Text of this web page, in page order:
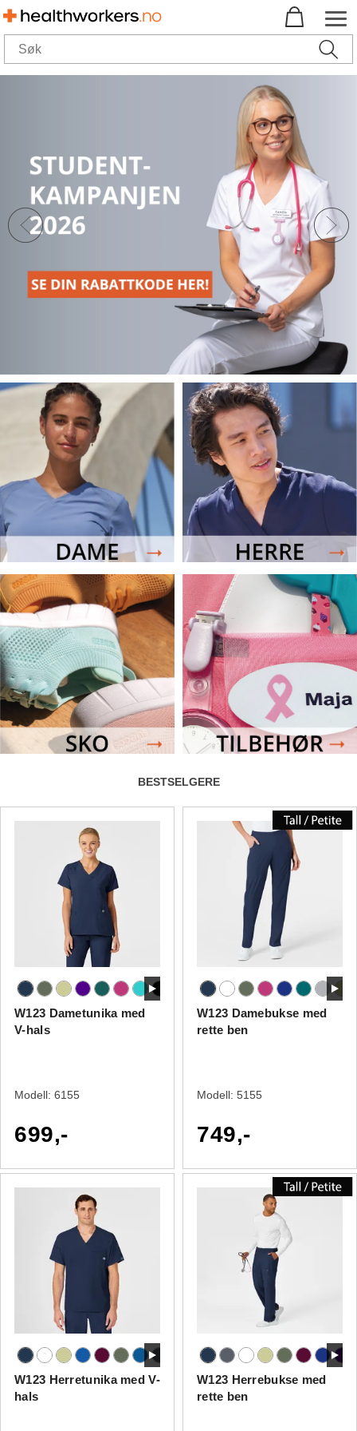
BESTSELGERE
W123 Dametunika med
V-hals
Modell: 6155
699,-
W123 Damebukse med
rette ben
Modell: 5155
749,-
W123 Herretunika med V-
hals
W123 Herrebukse med
rette ben